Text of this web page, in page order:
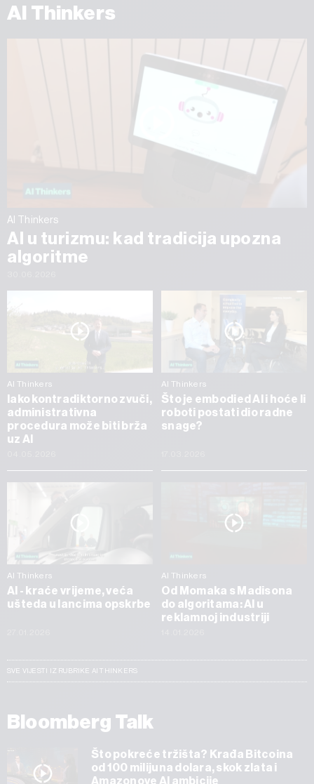
AI Thinkers
AI Thinkers
AI u turizmu: kad tradicija upozna
algoritme
AI Thinkers
Iako kontradiktorno zvuči,
administrativna
procedura može biti brža
uz AI
AI Thinkers
Što je embodied AI i hoće li
roboti postati dio radne
snage?
AI Thinkers
AI - kraće vrijeme, veća
ušteda u lancima opskrbe
AI Thinkers
Od Momaka s Madisona
do algoritama: AI u
reklamnoj industriji
SVE VIJESTI IZ RUBRIKE AI THINKERS
Bloomberg Talk
Što pokreće tržišta? Krađa Bitcoina
od 100 milijuna dolara, skok zlata i
Amazonove AI ambicije